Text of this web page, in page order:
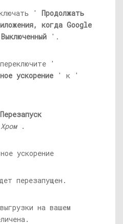
' Продолжать
когда Google
Выключенный '.
'
ускорение ' к '
Перезапуск
.
перезапущен.
на вашем